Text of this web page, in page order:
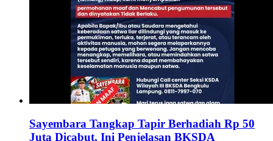
Sayembara Tangkap Tapir Berhadiah Rp 50
Juta Dicabut, Ini Penjelasan BKSDA